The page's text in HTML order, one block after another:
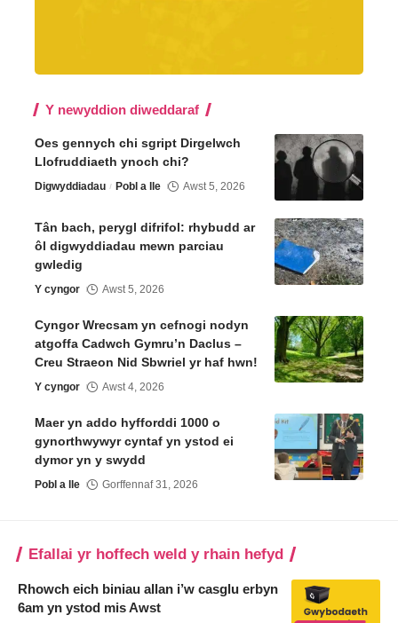
Y newyddion diweddaraf
Oes gennych chi sgript Dirgelwch
Llofruddiaeth ynoch chi?
Digwyddiadau Pobl a lle Awst 5, 2026
Tân bach, perygl difrifol: rhybudd ar
ôl digwyddiadau mewn parciau
gwledig
Y cyngor Awst 5, 2026
Cyngor Wrecsam yn cefnogi nodyn
atgoffa Cadwch Gymru’n Daclus –
Creu Straeon Nid Sbwriel yr haf hwn!
Y cyngor Awst 4, 2026
Maer yn addo hyfforddi 1000 o
gynorthwywyr cyntaf yn ystod ei
dymor yn y swydd
Pobl a lle Gorffennaf 31, 2026
Efallai yr hoffech weld y rhain hefyd
Rhowch eich biniau allan i’w casglu erbyn
6am yn ystod mis Awst